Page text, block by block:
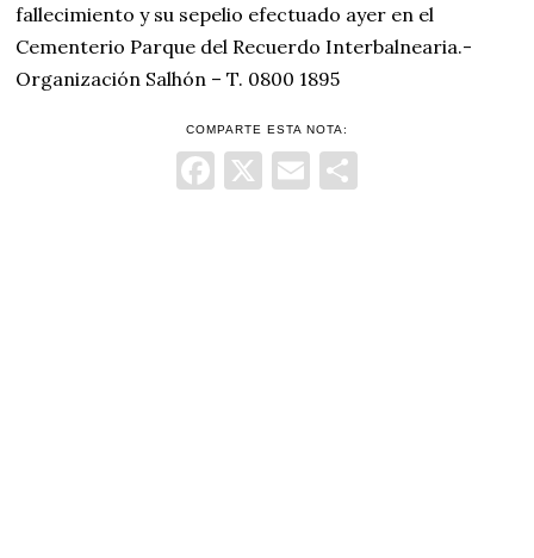
fallecimiento y su sepelio efectuado ayer en el
Cementerio Parque del Recuerdo Interbalnearia.-
Organización Salhón – T. 0800 1895
COMPARTE ESTA NOTA:
Facebook
X Email